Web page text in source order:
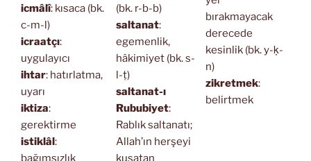
icmâlî: kısaca (bk.
c-m-l)
icraatçı:
uygulayıcı
ihtar: hatırlatma,
uyarı
iktiza:
gerektirme
istiklâl:
bağımsızlık
(bk. r-b-b)
saltanat:
egemenlik,
hâkimiyet (bk. s-
l-ṭ)
saltanat-ı
Rububiyet:
Rablık saltanatı;
Allah’ın herşeyi
kuşatan
bırakmayacak
derecede
kesinlik (bk. y-ḳ-
n)
zikretmek:
belirtmek